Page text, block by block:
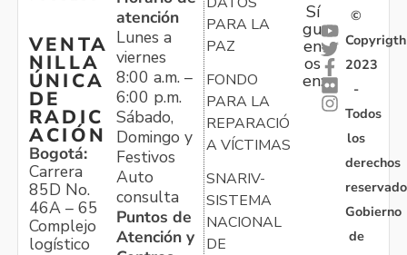
VENTA
NILLA
ÚNICA
DE
RADIC
ACIÓN
Bogotá:
Carrera
85D No.
46A – 65
Complejo
logístico
atención
Lunes a
viernes
8:00 a.m. –
6:00 p.m.
Sábado,
Domingo y
Festivos
Auto
consulta
Puntos de
Atención y
PARA LA
PAZ
FONDO
PARA LA
REPARACIÓN
A VÍCTIMAS
SNARIV-
SISTEMA
NACIONAL
DE
Sí
gu
en
os
en:
©
Copyrigth
2023
-
Todos
los
derechos
Gobierno
de